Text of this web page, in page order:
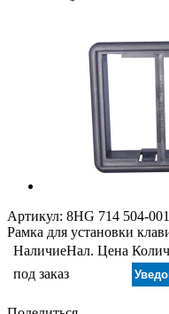
Артикул: 8HG 714 504-001
Рамка для установки
НаличиеНал. Цена
под заказ